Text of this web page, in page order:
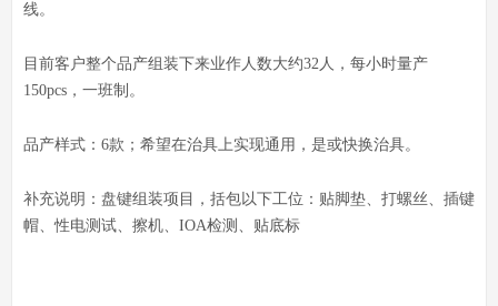
线。
目前‬‬客户整个品产‬‬组装下来业作‬‬人数大约32‬‬人，每小时量产‬
150pcs，一班制。
品产‬‬样式：6款；希望‬‬在治具上实现通用，是或‬‬快换治具。
补充说明：盘键‬‬组装项目，括包‬‬以下工位：贴脚垫、打螺丝、插键
帽、性电‬‬测试、擦机、IOA‬‬检测、贴底标